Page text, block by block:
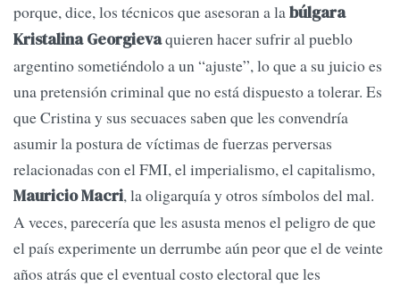
porque, dice, los técnicos que asesoran a labúlgara
Kristalina Georgievaquieren hacer sufrir al pueblo
argentino sometiéndolo a un “ajuste”, lo que a su juicio es
una pretensión criminal que no está dispuesto a tolerar. Es
que Cristina y sus secuaces saben que les convendría
asumir la postura de víctimas de fuerzas perversas
relacionadas con el FMI, el imperialismo, el capitalismo,
Mauricio Macri, la oligarquía y otros símbolos del mal.
A veces, parecería que les asusta menos el peligro de que
el país experimente un derrumbe aún peor que el de veinte
años atrás que el eventual costo electoral que les